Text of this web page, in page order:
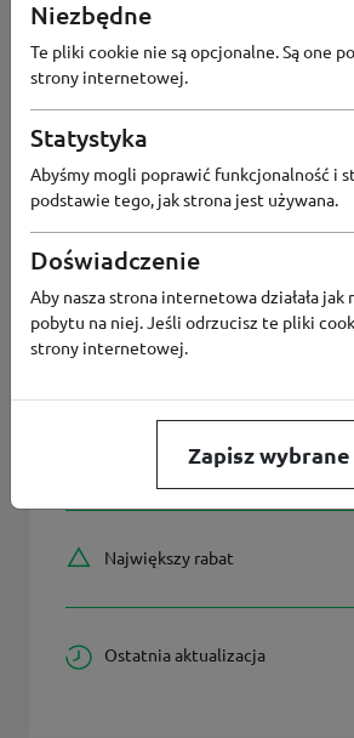
Aktualne zniżki
i kupony
Kody rabatowe
Aktualne promocje
Wszystkie kupony
Największy rabat
Ostatnia aktualizacja
Niezbędne
Te pliki cookie nie są opcjonalne. Są one
strony internetowej.
Statystyka
Abyśmy mogli poprawić funkcjonalność i
podstawie tego, jak strona jest używana.
Doświadczenie
Aby nasza strona internetowa działała
pobytu na niej. Jeśli odrzucisz te pliki
strony internetowej.
Zapisz wybrane